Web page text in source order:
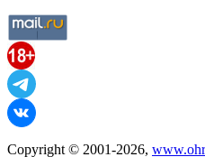
Copyright © 2001-2026,